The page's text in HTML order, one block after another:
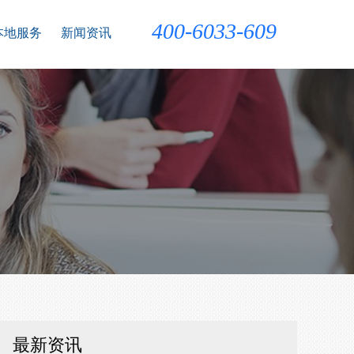
400-6033-609
地服务 新闻资讯
最新资讯